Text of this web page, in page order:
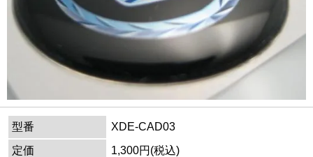
型番
XDE-CAD03
定価
1,300円(税込)